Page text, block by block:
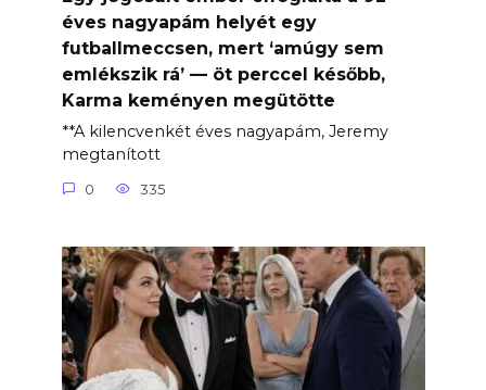
éves nagyapám helyét egy
futballmeccsen, mert ‘amúgy sem
emlékszik rá’ — öt perccel később,
Karma keményen megütötte
**A kilencvenkét éves nagyapám, Jeremy
megtanított
0 335